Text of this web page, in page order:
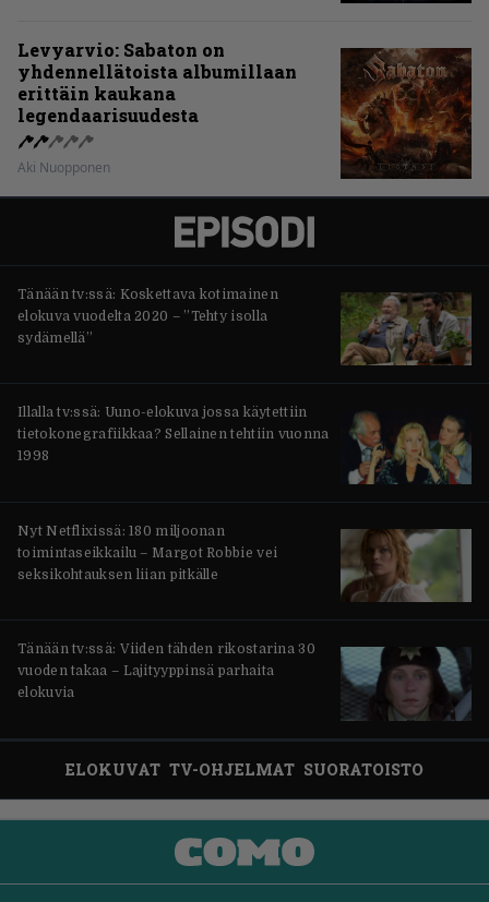
Levyarvio: Sabaton on
yhdennellätoista albumillaan
erittäin kaukana
legendaarisuudesta
Aki Nuopponen
Tänään tv:ssä: Koskettava kotimainen
elokuva vuodelta 2020 – ”Tehty isolla
sydämellä”
Illalla tv:ssä: Uuno-elokuva jossa käytettiin
tietokonegrafiikkaa? Sellainen tehtiin vuonna
1998
Nyt Netflixissä: 180 miljoonan
toimintaseikkailu – Margot Robbie vei
seksikohtauksen liian pitkälle
Tänään tv:ssä: Viiden tähden rikostarina 30
vuoden takaa – Lajityyppinsä parhaita
elokuvia
ELOKUVAT TV-OHJELMAT SUORATOISTO